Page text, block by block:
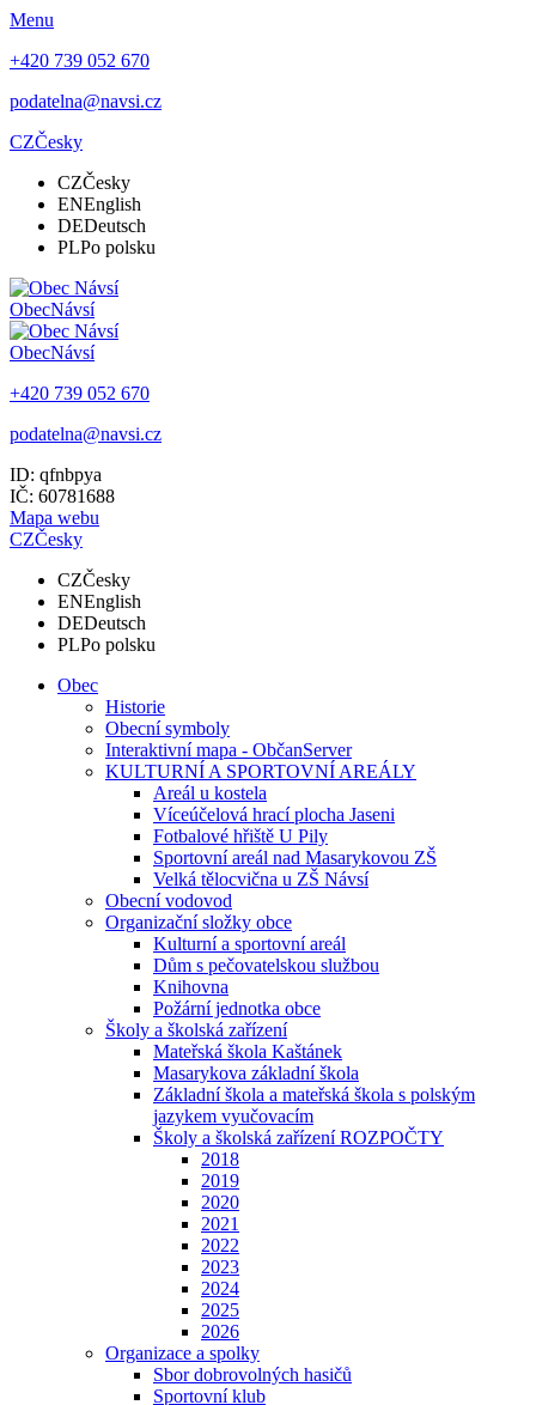
Menu
+420 739 052 670
podatelna@navsi.cz
CZČesky
CZČesky
ENEnglish
DEDeutsch
PLPo polsku
ObecNávsí
ObecNávsí
+420 739 052 670
podatelna@navsi.cz
ID: qfnbpya
IČ: 60781688
Mapa webu
CZČesky
CZČesky
ENEnglish
DEDeutsch
PLPo polsku
Obec
Historie
Obecní symboly
Interaktivní mapa - ObčanServer
KULTURNÍ A SPORTOVNÍ AREÁLY
Areál u kostela
Víceúčelová hrací plocha Jaseni
Fotbalové hřiště U Pily
Sportovní areál nad Masarykovou ZŠ
Velká tělocvična u ZŠ Návsí
Obecní vodovod
Organizační složky obce
Kulturní a sportovní areál
Dům s pečovatelskou službou
Knihovna
Požární jednotka obce
Školy a školská zařízení
Mateřská škola Kaštánek
Masarykova základní škola
Základní škola a mateřská škola s polským
jazykem vyučovacím
Školy a školská zařízení ROZPOČTY
2018
2019
2020
2021
2022
2023
2024
2025
2026
Organizace a spolky
Sbor dobrovolných hasičů
Sportovní klub